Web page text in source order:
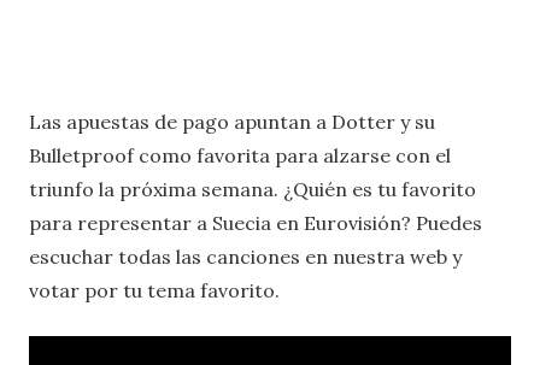
Las apuestas de pago apuntan a Dotter y su
Bulletproof como favorita para alzarse con el
triunfo la próxima semana. ¿Quién es tu favorito
para representar a Suecia en Eurovisión? Puedes
escuchar todas las canciones en nuestra web y
votar por tu tema favorito.